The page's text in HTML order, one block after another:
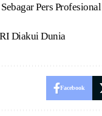
Pers Profesional
Diakui Dunia
Facebook